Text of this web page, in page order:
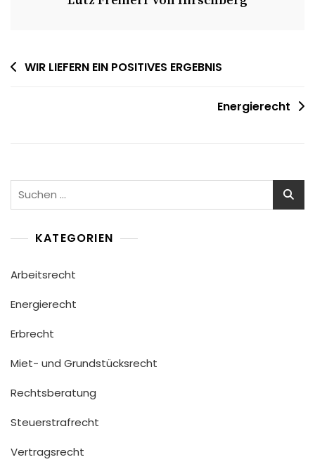
WIR LIEFERN EIN POSITIVES ERGEBNIS
Energierecht
KATEGORIEN
Arbeitsrecht
Energierecht
Erbrecht
Miet- und Grundstücksrecht
Rechtsberatung
Steuerstrafrecht
Vertragsrecht